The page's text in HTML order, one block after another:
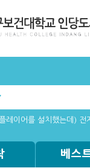
레이어를 설치했는데) 전
베스